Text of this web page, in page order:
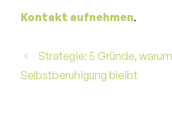
Kontakt aufnehmen.
Strategie: 5 Gründe,
Selbstberuhigung bleibt